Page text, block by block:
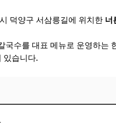
덕양구 서삼릉길에 위치한 너
국수를 대표 메뉴로 운영하는
있습니다.